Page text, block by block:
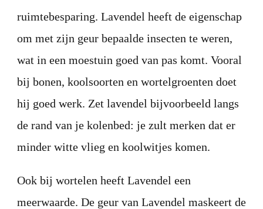
ruimtebesparing. Lavendel heeft de eigenschap
om met zijn geur bepaalde insecten te weren,
wat in een moestuin goed van pas komt. Vooral
bij bonen, koolsoorten en wortelgroenten doet
hij goed werk. Zet lavendel bijvoorbeeld langs
de rand van je kolenbed: je zult merken dat er
minder witte vlieg en koolwitjes komen.
Ook bij wortelen heeft Lavendel een
meerwaarde. De geur van Lavendel maskeert de